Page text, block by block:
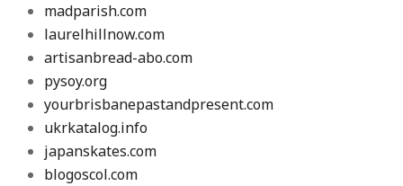
madparish.com
laurelhillnow.com
artisanbread-abo.com
pysoy.org
yourbrisbanepastandpresent.com
ukrkatalog.info
japanskates.com
blogoscol.com